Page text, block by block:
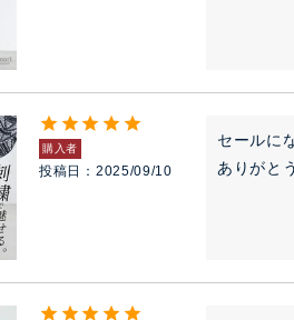
購入者
投稿日 2025/09/10
セールに
ありがと